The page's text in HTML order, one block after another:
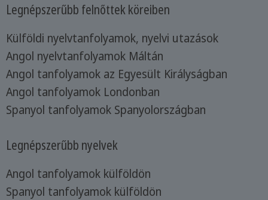
Legnépszerűbb felnőttek köreiben
Külföldi nyelvtanfolyamok, nyelvi utazások
Angol nyelvtanfolyamok Máltán
Angol tanfolyamok az Egyesült Királyságban
Angol tanfolyamok Londonban
Spanyol tanfolyamok Spanyolországban
Legnépszerűbb nyelvek
Angol tanfolyamok külföldön
Spanyol tanfolyamok külföldön